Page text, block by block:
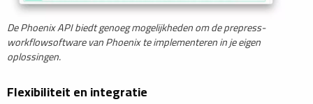
De Phoenix API biedt genoeg mogelijkheden om de prepress-
workflowsoftware van Phoenix te implementeren in je eigen
oplossingen.
Flexibiliteit en integratie